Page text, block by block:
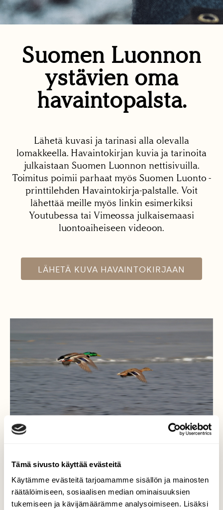
Tämä sivusto käyttää evästeitä
Käytämme evästeitä tarjoamamme sisällön ja mainosten
räätälöimiseen, sosiaalisen median ominaisuuksien
tukemiseen ja kävijämäärämme analysoimiseen. Lisäksi
Suomen Luonnon
ystävien oma
havaintopalsta.
Lähetä kuvasi ja tarinasi alla olevalla
lomakkeella. Havaintokirjan kuvia ja tarinoita
julkaistaan Suomen Luonnon nettisivuilla.
Toimitus poimii parhaat myös Suomen Luonto -
printtilehden Havaintokirja-palstalle. Voit
lähettää meille myös linkin esimerkiksi
Youtubessa tai Vimeossa julkaisemaasi
luontoaiheiseen videoon.
LÄHETÄ KUVA HAVAINTOKIRJAAN
Sorsanelikko